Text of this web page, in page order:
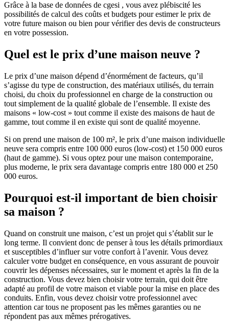
Grâce à la base de données de cgesi , vous avez plébiscité les
possibilités de calcul des coûts et budgets pour estimer le prix de
votre future maison ou bien pour vérifier des devis de constructeurs
en votre possession.
Quel est le prix d’une maison neuve ?
Le prix d’une maison dépend d’énormément de facteurs, qu’il
s’agisse du type de construction, des matériaux utilisés, du terrain
choisi, du choix du professionnel en charge de la construction ou
tout simplement de la qualité globale de l’ensemble. Il existe des
maisons « low-cost » tout comme il existe des maisons de haut de
gamme, tout comme il en existe qui sont de qualité moyenne.
Si on prend une maison de 100 m², le prix d’une maison individuelle
neuve sera compris entre 100 000 euros (low-cost) et 150 000 euros
(haut de gamme). Si vous optez pour une maison contemporaine,
plus moderne, le prix sera davantage compris entre 180 000 et 250
000 euros.
Pourquoi est-il important de bien choisir
sa maison ?
Quand on construit une maison, c’est un projet qui s’établit sur le
long terme. Il convient donc de penser à tous les détails primordiaux
et susceptibles d’influer sur votre confort à l’avenir. Vous devez
calculer votre budget en conséquence, en vous assurant de pouvoir
couvrir les dépenses nécessaires, sur le moment et après la fin de la
construction. Vous devez bien choisir votre terrain, qui doit être
adapté au profil de votre maison et viable pour la mise en place des
conduits. Enfin, vous devez choisir votre professionnel avec
attention car tous ne proposent pas les mêmes garanties ou ne
répondent pas aux mêmes prérogatives.